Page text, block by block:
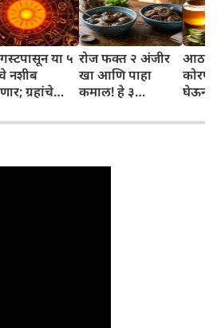
या ५
नशीब
ग्रहांचे
आणि शुभ
सुरुवात
रोज फक्त २ अंजीर
खा आणि पाहा
कमाल! हे ३
तुम्हाला ठाऊक
घेऊन